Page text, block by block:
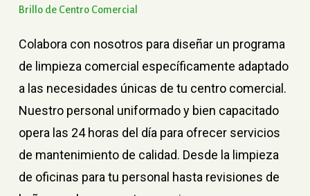
Brillo de Centro Comercial
Colabora con nosotros para diseñar un programa
de limpieza comercial específicamente adaptado
a las necesidades únicas de tu centro comercial.
Nuestro personal uniformado y bien capacitado
opera las 24 horas del día para ofrecer servicios
de mantenimiento de calidad. Desde la limpieza
de oficinas para tu personal hasta revisiones de